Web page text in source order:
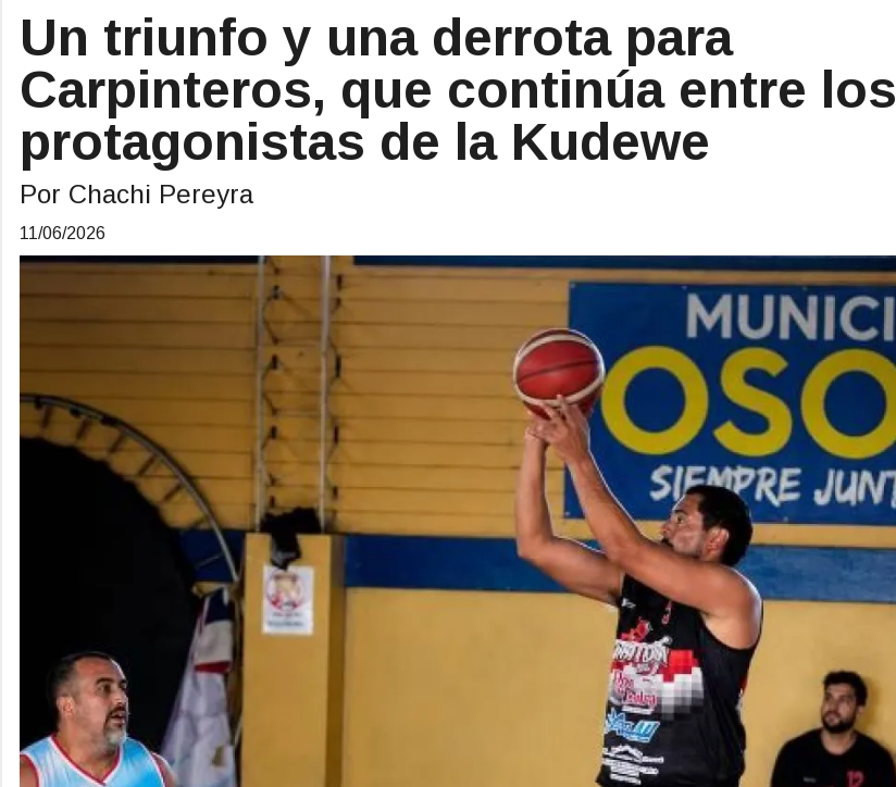
Un triunfo y una derrota para
Carpinteros, que continúa entre los
protagonistas de la Kudewe
Por Chachi Pereyra
11/06/2026